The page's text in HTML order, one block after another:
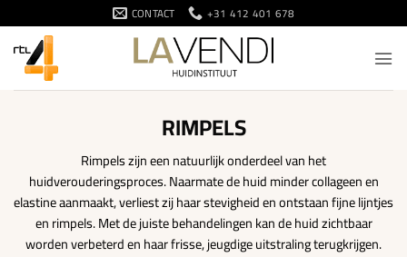
naar
inhoud
CONTACT +31 412 401 678
RIMPELS
Rimpels zijn een natuurlijk onderdeel van het
huidverouderingsproces. Naarmate de huid minder collageen en
elastine aanmaakt, verliest zij haar stevigheid en ontstaan fijne lijntjes
en rimpels. Met de juiste behandelingen kan de huid zichtbaar
worden verbeterd en haar frisse, jeugdige uitstraling terugkrijgen.